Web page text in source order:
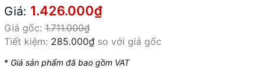
Giá: 1.426.000₫
Giá gốc: 1.711.000₫
Tiết kiệm: 285.000₫ so với giá gốc
* Giá sản phẩm đã bao gồm VAT